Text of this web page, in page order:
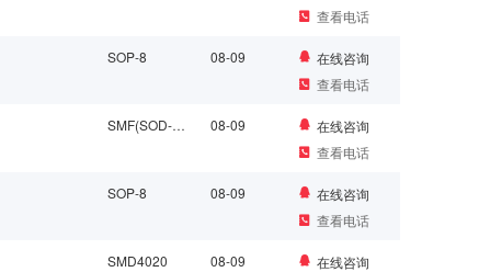
查看电话
SOP-8 08-09
在线咨询
查看电话
SMF(SOD-123FL) 08-09
在线咨询
查看电话
SOP-8 08-09
在线咨询
查看电话
SMD4020 08-09
在线咨询